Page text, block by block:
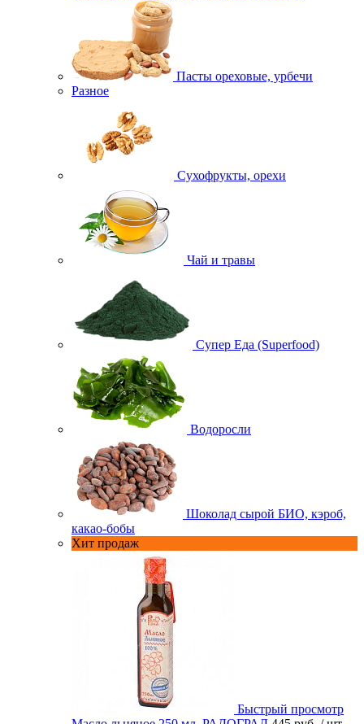
Пасты ореховые, урбечи
Разное
Сухофрукты, орехи
Чай и травы
Супер Еда (Superfood)
Водоросли
Шоколад сырой БИО, кэроб,
какао-бобы
Хит продаж
Быстрый просмотр